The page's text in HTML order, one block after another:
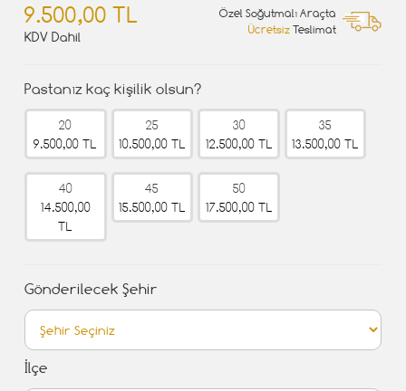
9.500,00 TL
KDV Dahil
Özel Soğutmalı Araçta
Ücretsiz Teslimat
Pastanız kaç kişilik olsun?
20
9.500,00 TL
25
10.500,00 TL
30
12.500,00 TL
35
13.500,00 TL
40
14.500,00
TL
45
15.500,00 TL
50
17.500,00 TL
Gönderilecek Şehir
İlçe